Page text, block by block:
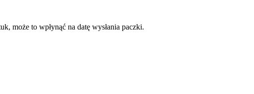
może to wpłynąć na datę wysłania paczki.